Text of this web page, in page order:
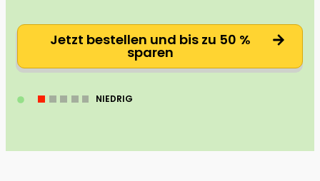
Jetzt bestellen und bis zu 50 %
sparen
NIEDRIG